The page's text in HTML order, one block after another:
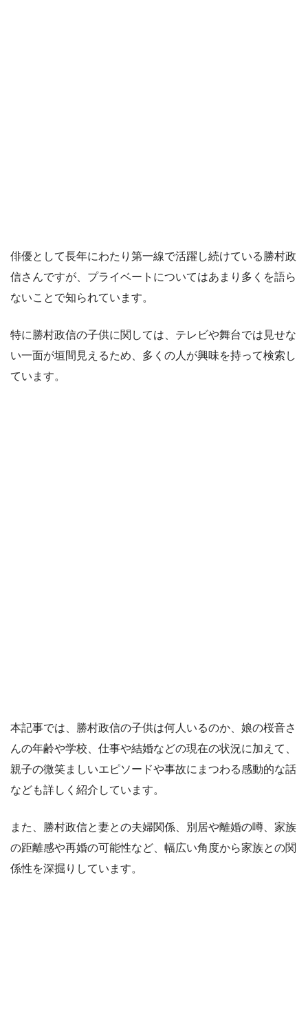
俳優として長年にわたり第一線で活躍し続けている勝村政
信さんですが、プライベートについてはあまり多くを語ら
ないことで知られています。
特に勝村政信の子供に関しては、テレビや舞台では見せな
い一面が垣間見えるため、多くの人が興味を持って検索し
ています。
本記事では、勝村政信の子供は何人いるのか、娘の桜音さ
んの年齢や学校、仕事や結婚などの現在の状況に加えて、
親子の微笑ましいエピソードや事故にまつわる感動的な話
なども詳しく紹介しています。
また、勝村政信と妻との夫婦関係、別居や離婚の噂、家族
の距離感や再婚の可能性など、幅広い角度から家族との関
係性を深掘りしています。